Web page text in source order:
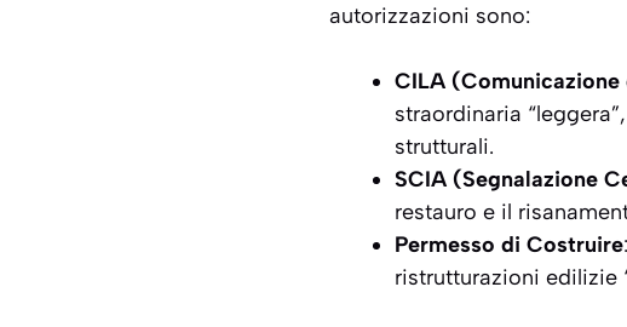
autorizzazioni sono:
CILA
straordinaria
strutturali.
SCIA (Segnalazione
restauro e il
Permesso di Costruire
ristrutturazioni edilizie